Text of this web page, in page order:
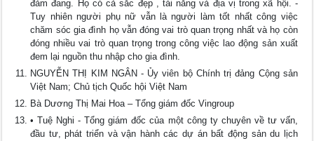
đảm đang. Họ có cả sắc đẹp , tài năng và địa vị trong xã hội. -
Tuy nhiên người phụ nữ vẫn là người làm tốt nhất công việc
chăm sóc gia đình họ vẫn đóng vai trò quan trọng nhất và họ còn
đóng nhiều vai trò quan trọng trong công việc lao động sản xuất
đem lại nguồn thu nhập cho gia đình.
NGUYỄN THỊ KIM NGÂN - Ủy viên bộ Chính trị đảng Cộng sản
Việt Nam; Chủ tịch Quốc hội Việt Nam
Bà Dương Thị Mai Hoa – Tổng giám đốc Vingroup
• Tuệ Nghi - Tổng giám đốc của một công ty chuyên về tư vấn,
đầu tư, phát triển và vận hành các dự án bất động sản du lịch